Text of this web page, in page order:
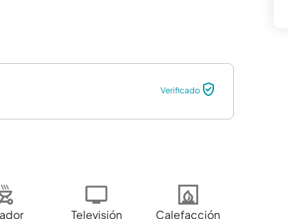
Verificado
Televisión
Calefacción